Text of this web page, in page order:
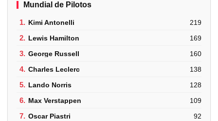
Mundial de Pilotos
1. Kimi Antonelli 219
2. Lewis Hamilton 169
3. George Russell 160
4. Charles Leclerc 138
5. Lando Norris 128
6. Max Verstappen 109
7. Oscar Piastri 92